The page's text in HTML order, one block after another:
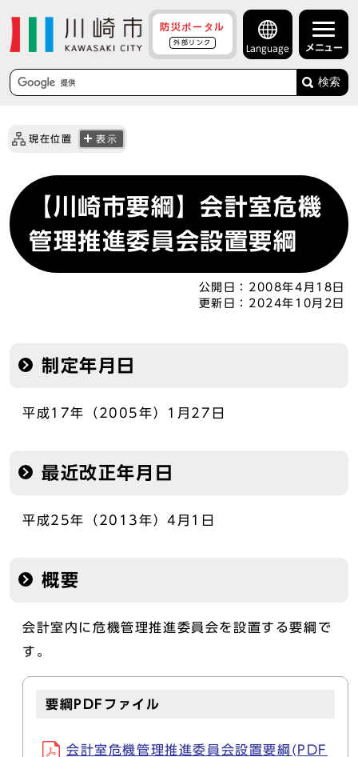
防災ポータル
外部リンク
Language メニュー
検索
現在位置 表示
【川崎市要綱】会計室危機
管理推進委員会設置要綱
公開日： 2008年4月18日
更新日： 2024年10月2日
制定年月日
平成17年（2005年）1月27日
最近改正年月日
平成25年（2013年）4月1日
概要
会計室内に危機管理推進委員会を設置する要綱で
す。
要綱PDFファイル
会計室危機管理推進委員会設置要綱(PDF